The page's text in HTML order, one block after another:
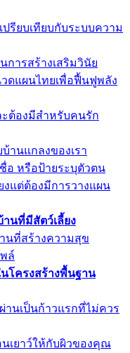
รียบเทียบกับระบบความ
การสร้างเสริมวินัย
นวดแผนไทยเพื่อฟื้นฟูพลัง
ะต้องมีสำหรับคนรัก
านแกลงของเรา
อ หรือป้ายระบุตัวตน
แต่ต้องมีการวางแผน
นที่มีสัตว์เลี้ยง
นที่สร้างความสุข
ล์
โครงสร้างพื้นฐาน
านเป็นก้าวแรกที่ไม่ควร
เยาว์ให้กับผิวของคุณ